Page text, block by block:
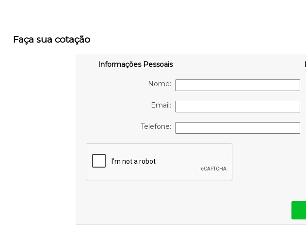
Faça sua cotação
Informações Pessoais
Nome:
Email:
Telefone: